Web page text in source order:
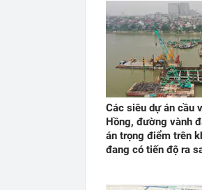
Các siêu dự án cầu
Hồng, đường vành
án trọng điểm trên
đang có tiến độ ra